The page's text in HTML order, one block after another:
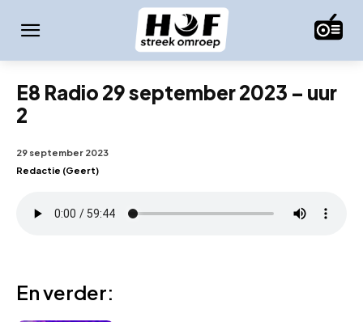
E8 Radio 29 september 2023 – uur
2
29 september 2023
Redactie (Geert)
En verder: